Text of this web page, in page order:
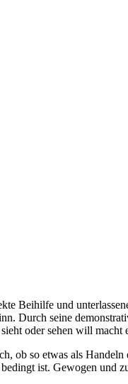
Beihilfe und
Durch seine
oder sehen will macht
ob so etwas als Handeln
ist. Gewogen und